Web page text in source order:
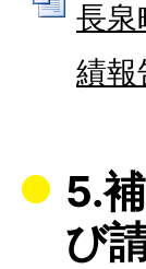
長泉
績
5.
び